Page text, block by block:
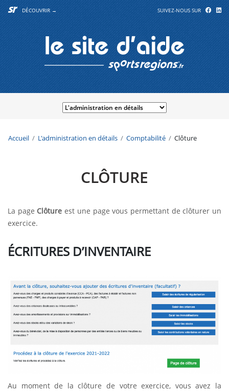
DÉCOUVRIR → SUIVEZ-NOUS SUR
Accueil L'administration en détails Comptabilité Clôture
CLÔTURE
La page Clôture est une page vous permettant de clôturer un
exercice.
ÉCRITURES D’INVENTAIRE
Au moment de la clôture de votre exercice, vous avez la